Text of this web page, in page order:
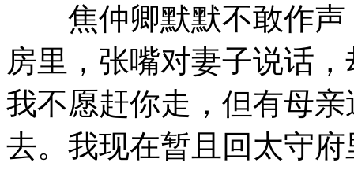
焦仲卿默默不敢作声
房里，张嘴对妻子说话
我不愿赶你走，但有母
去。我现在暂且回太守